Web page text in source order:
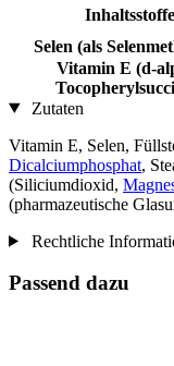
Inhaltsstoffe
Selen (als
Vitamin E (d-
Zutaten
Vitamin E, Selen,
Dicalciumphosphat,
(Siliciumdioxid,
(pharmazeutische
Rechtliche
Passend dazu